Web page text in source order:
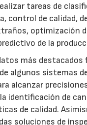
tareas de
control de calidad,
optimización
de la
más destacados
algunos sistemas
alcanzar
identificación de
de calidad.
soluciones de